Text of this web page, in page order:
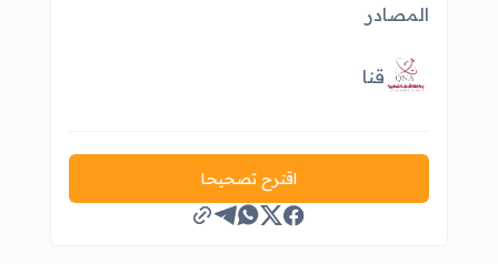
المصادر
قنا
اقترح تصحيحا